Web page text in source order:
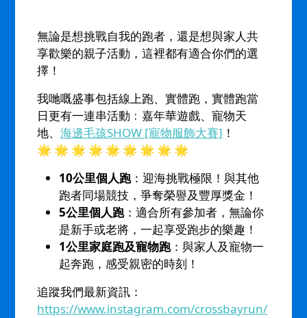
無論是想挑戰自我的跑者，還是想與家人共
享歡樂的親子活動，這裡都有適合你們的選
擇！
我哋嘅盛事包括線上跑、實體跑，實體跑當
日更有一連串活動﹕嘉年華遊戲、寵物天
地、海邊毛孩SHOW [寵物服飾大賽] ！
🌟 🌟 🌟 🌟 🌟 🌟 🌟 🌟 🌟
10公里個人跑：迎海挑戰極限！與其他
跑者同場競技，爭奪榮譽及豐厚獎金！
5公里個人跑：適合所有參加者，無論你
是新手或老將，一起享受跑步的樂趣！
1公里家庭跑及寵物跑：與家人及寵物一
起奔跑，感受親密的時刻！
追蹤我們最新資訊：
https://www.instagram.com/crossbayrun/